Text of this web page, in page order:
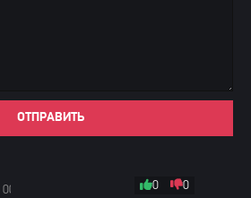
ОТПРАВИТЬ
0 0